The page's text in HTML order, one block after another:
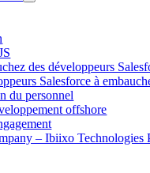
des développeurs
Salesforce à
du personnel
offshore
– Ibiixo Technologies